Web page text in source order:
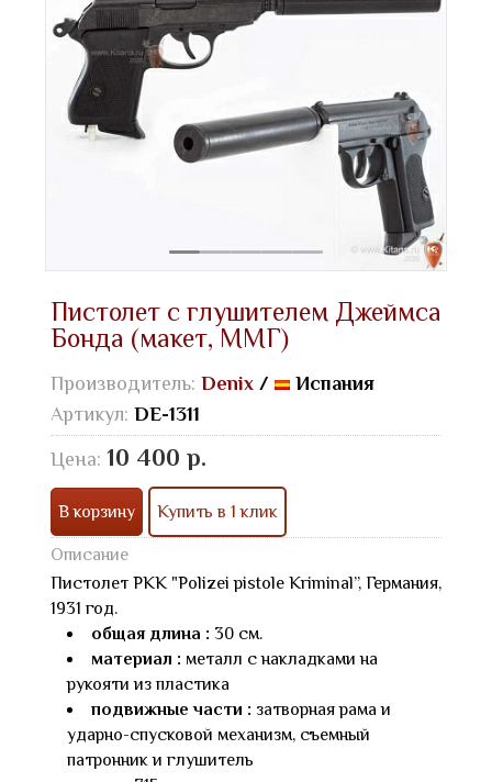
Пистолет с глушителем Джеймса
Бонда (макет, ММГ)
Производитель: Denix /
Испания
Артикул: DE-1311
Цена: 10 400 р.
В корзину Купить в 1 клик
Описание
Пистолет PKK "Polizei pistole Kriminal”, Германия,
1931 год.
общая длина : 30 см.
материал : металл с накладками на
рукояти из пластика
подвижные части : затворная рама и
ударно-спусковой механизм, съемный
патронник и глушитель